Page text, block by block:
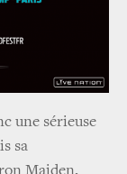
une sérieuse
sa